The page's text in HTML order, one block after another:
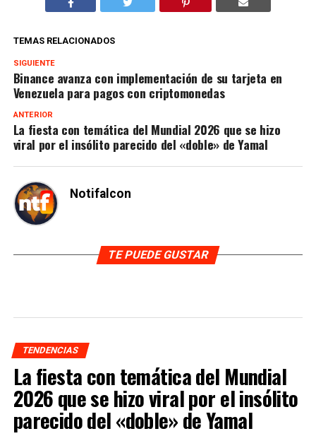
TEMAS RELACIONADOS
SIGUIENTE
Binance avanza con implementación de su tarjeta en
Venezuela para pagos con criptomonedas
ANTERIOR
La fiesta con temática del Mundial 2026 que se hizo
viral por el insólito parecido del «doble» de Yamal
Notifalcon
TE PUEDE GUSTAR
TENDENCIAS
La fiesta con temática del Mundial
2026 que se hizo viral por el insólito
parecido del «doble» de Yamal